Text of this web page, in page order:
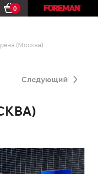
0
(Москва)
Следующий